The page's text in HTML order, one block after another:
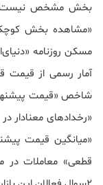
بخش مشخص نیست و
«مشاهده بخش
آمار رسمی از قیمت‌
شاخص «قیمت
«رخدادهای معنادار
«میانگین قیمت
قطعی» معاملات در